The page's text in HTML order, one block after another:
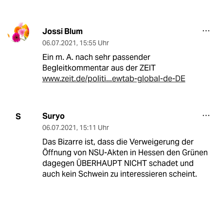
Jossi Blum
06.07.2021, 15:55 Uhr
Ein m. A. nach sehr passender
Begleitkommentar aus der ZEIT
www.zeit.de/politi...ewtab-global-de-DE
S Suryo
06.07.2021, 15:11 Uhr
Das Bizarre ist, dass die Verweigerung der
Öffnung von NSU-Akten in Hessen den Grünen
dagegen ÜBERHAUPT NICHT schadet und
auch kein Schwein zu interessieren scheint.